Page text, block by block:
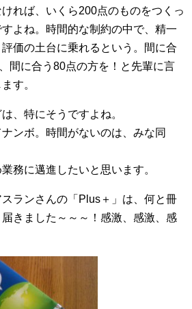
れば、いくら200点のものをつくっ
よね。時間的な制約の中で、精一
価の土台に乗れるという。間に合
間に合う80点の方を！と先輩に言
す。
、特にそうですよね。
ンボ。時間がないのは、みな同
務に邁進したいと思います。
ランさんの「Plus＋」は、何と冊
きました～～～！感激、感激、感